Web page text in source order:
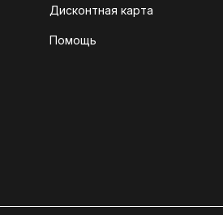
Дисконтная карта
Помощь